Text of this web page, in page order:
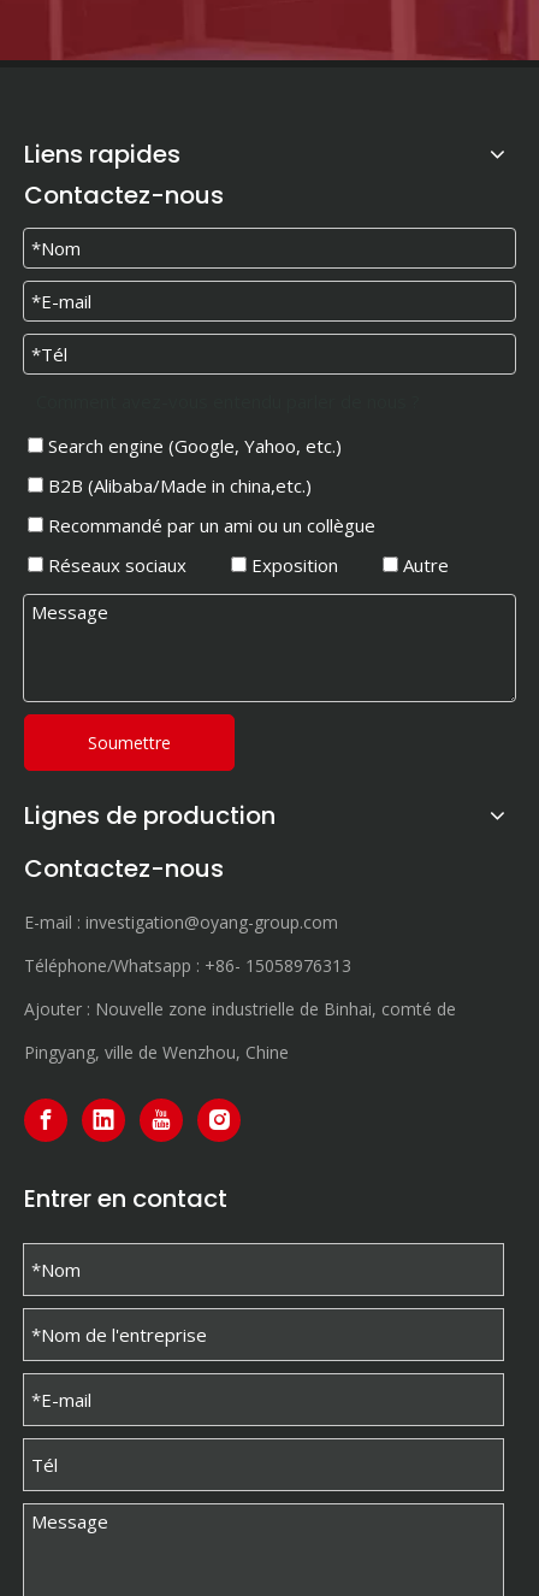
Liens rapides
Contactez-nous
Search engine (Google, Yahoo, etc.)
B2B (Alibaba/Made in china,etc.)
Recommandé par un ami ou un collègue
Réseaux sociaux
Exposition Autre
Soumettre
Lignes de production
Contactez-nous
E-mail : investigation@oyang-group.com
Téléphone/Whatsapp : +86- 15058976313
Ajouter : Nouvelle zone industrielle de Binhai, comté de
Pingyang, ville de Wenzhou, Chine
Entrer en contact